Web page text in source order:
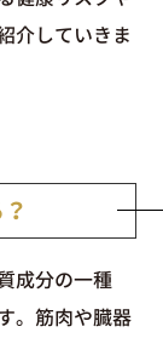
介していきま
成分の一種
。筋肉や臓器